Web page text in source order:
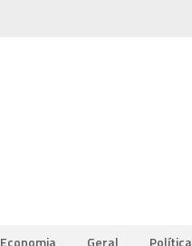
Economia Geral Política